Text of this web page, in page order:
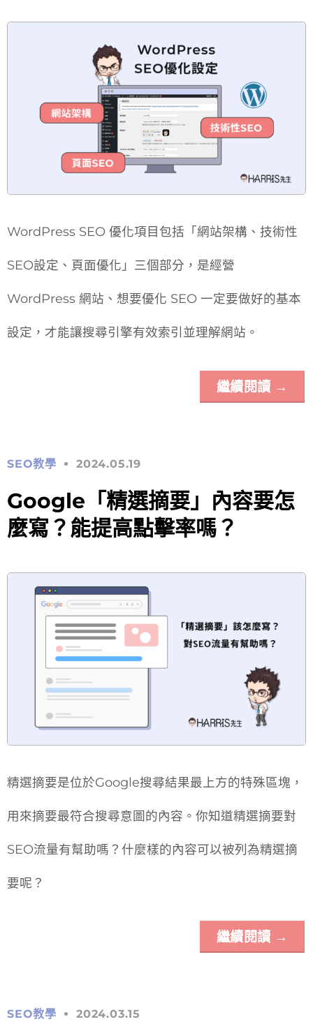
WordPress SEO 優化項目包括「網站架構、技術性
SEO設定、頁面優化」三個部分，是經營
WordPress 網站、想要優化 SEO 一定要做好的基本
設定，才能讓搜尋引擎有效索引並理解網站。
繼續閱讀 →
SEO教學 2024.05.19
Google「精選摘要」內容要怎
麼寫？能提高點擊率嗎？
精選摘要是位於Google搜尋結果最上方的特殊區塊，
用來摘要最符合搜尋意圖的內容。你知道精選摘要對
SEO流量有幫助嗎？什麼樣的內容可以被列為精選摘
要呢？
繼續閱讀 →
SEO教學 2024.03.15